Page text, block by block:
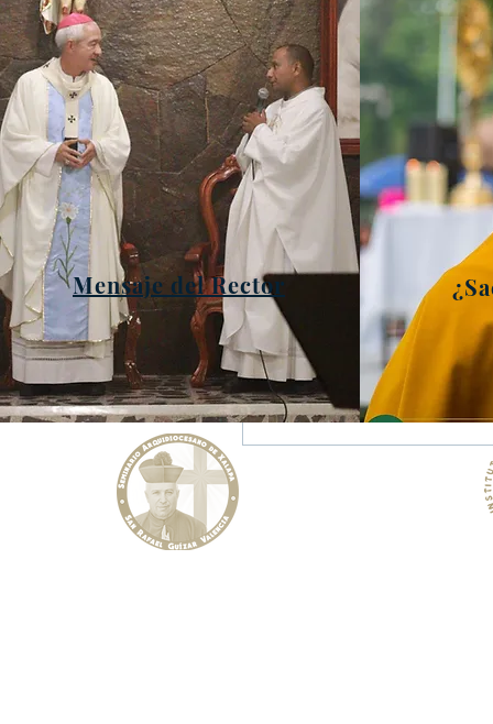
Comentarios
Escribir un comentario...
Mensaje del Rector